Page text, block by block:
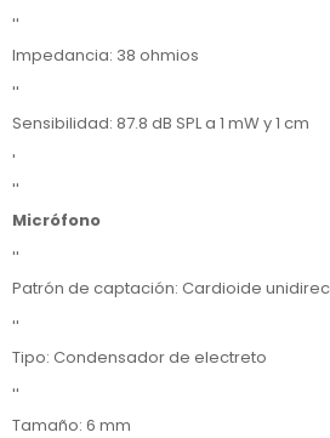
''
Impedancia: 38 ohmios
''
Sensibilidad: 87.8 dB SPL a 1 mW y 1 cm
'
''
Micrófono
''
Patrón de captación: Cardioide
''
Tipo: Condensador de electreto
''
Tamaño: 6 mm